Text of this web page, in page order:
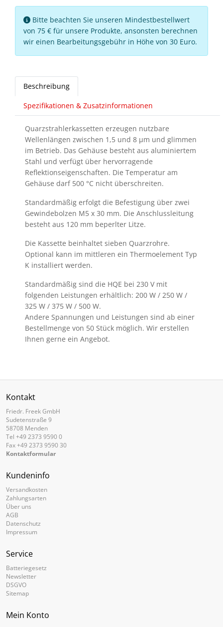
Bitte beachten Sie unseren Mindestbestellwert
von 75 € für unsere Produkte, ansonsten berechnen
wir einen Bearbeitungsgebühr in Höhe von 30 Euro.
Beschreibung
Spezifikationen & Zusatzinformationen
Quarzstrahlerkassetten erzeugen nutzbare
Wellenlängen zwischen 1,5 und 8 µm und glimmen
im Betrieb. Das Gehäuse besteht aus aluminiertem
Stahl und verfügt über hervorragende
Reflektionseigenschaften. Die Temperatur am
Gehäuse darf 500 °C nicht überschreiten.
Standardmäßig erfolgt die Befestigung über zwei
Gewindebolzen M5 x 30 mm. Die Anschlussleitung
besteht aus 120 mm beperlter Litze.
Die Kassette beinhaltet sieben Quarzrohre.
Optional kann im mittleren ein Thermoelement Typ
K installiert werden.
Standardmäßig sind die HQE bei 230 V mit
folgenden Leistungen erhältlich: 200 W / 250 W /
325 W / 375 W / 500 W.
Andere Spannungen und Leistungen sind ab einer
Bestellmenge von 50 Stück möglich. Wir erstellen
Ihnen gerne ein Angebot.
Kontakt
Friedr. Freek GmbH
Sudetenstraße 9
58708 Menden
Tel +49 2373 9590 0
Fax +49 2373 9590 30
Kontaktformular
Kundeninfo
Versandkosten
Zahlungsarten
Über uns
AGB
Datenschutz
Impressum
Service
Batteriegesetz
Newsletter
DSGVO
Sitemap
Mein Konto